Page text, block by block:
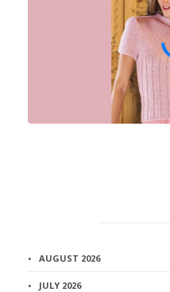
AUGUST 2026
JULY 2026